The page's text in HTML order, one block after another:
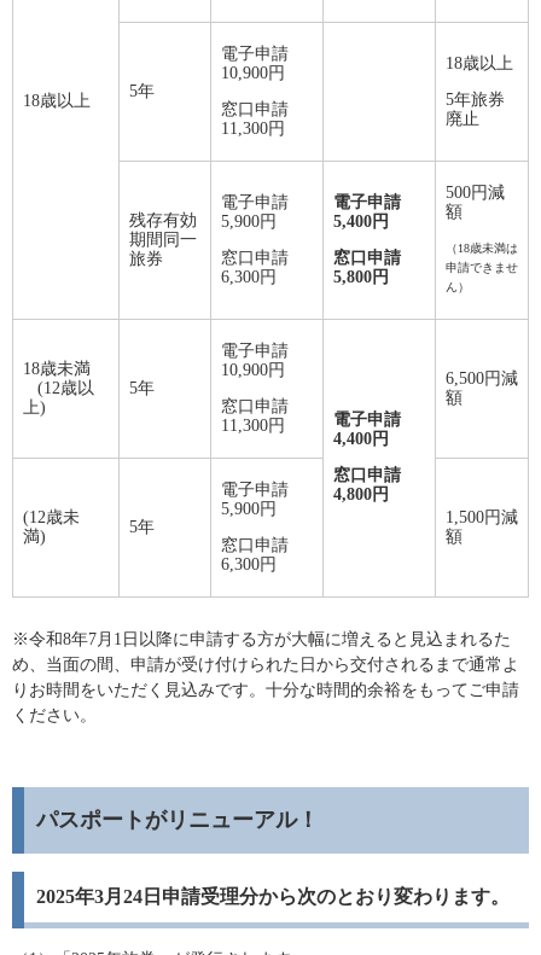
18歳以上
5年
電子申請
10,900円
窓口申請
11,300円
18歳以上
5年旅券
廃止
残存有効
期間同一
旅券
電子申請
5,900円
窓口申請
6,300円
電子申請
5,400円
窓口申請
5,800円
500円減
額
（18歳未満は
申請できませ
ん）
18歳未満
(12歳以
上)
5年
電子申請
10,900円
窓口申請
11,300円
電子申請
4,400円
窓口申請
4,800円
6,500円減
額
(12歳未
満)
5年
電子申請
5,900円
窓口申請
6,300円
1,500円減
額
※令和8年7月1日以降に申請する方が大幅に増えると見込まれるた
め、当面の間、申請が受け付けられた日から交付されるまで通常よ
りお時間をいただく見込みです。十分な時間的余裕をもってご申請
ください。
パスポートがリニューアル！
2025年3月24日申請受理分から次のとおり変わります。